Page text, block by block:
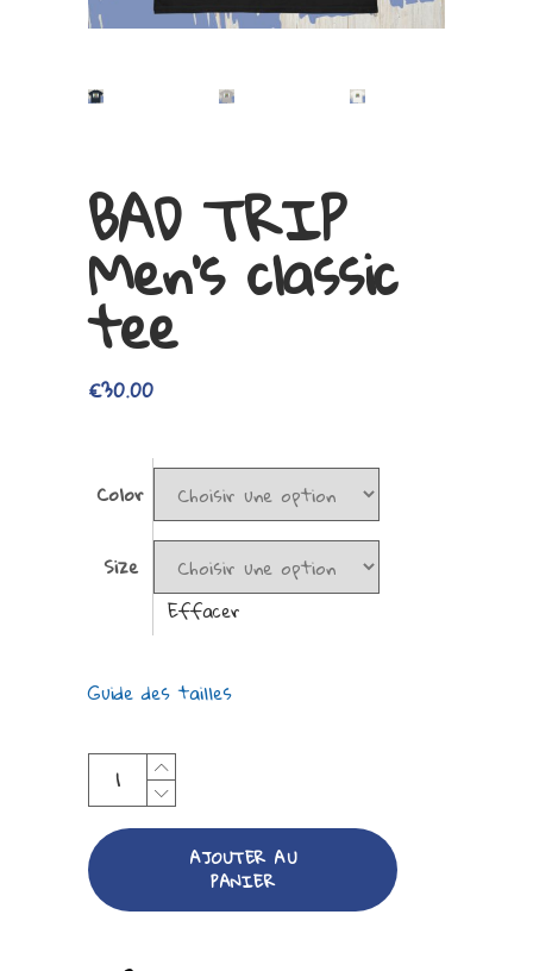
BAD TRIP
Men’s classic
tee
€30.00
Color
Size
Effacer
Guide des tailles
AJOUTER AU
PANIER